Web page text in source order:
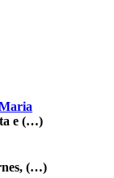
e (…)
(…)